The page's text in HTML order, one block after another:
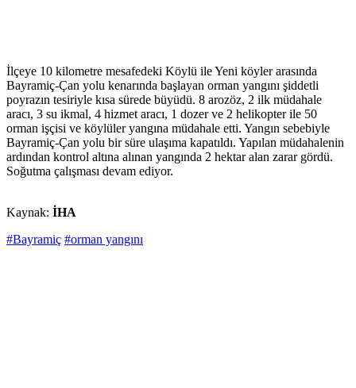
İlçeye 10 kilometre mesafedeki Köylü ile Yeni köyler arasında
Bayramiç-Çan yolu kenarında başlayan orman yangını şiddetli
poyrazın tesiriyle kısa sürede büyüdü. 8 arozöz, 2 ilk müdahale
aracı, 3 su ikmal, 4 hizmet aracı, 1 dozer ve 2 helikopter ile 50
orman işçisi ve köylüler yangına müdahale etti. Yangın sebebiyle
Bayramiç-Çan yolu bir süre ulaşıma kapatıldı. Yapılan müdahalenin
ardından kontrol altına alınan yangında 2 hektar alan zarar gördü.
Soğutma çalışması devam ediyor.
Kaynak: İHA
#Bayramiç #orman yangını